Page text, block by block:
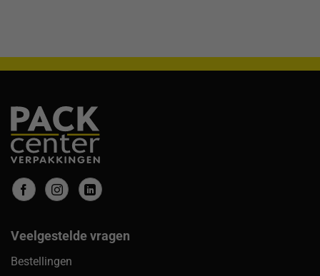
Veelgestelde vragen
Bestellingen